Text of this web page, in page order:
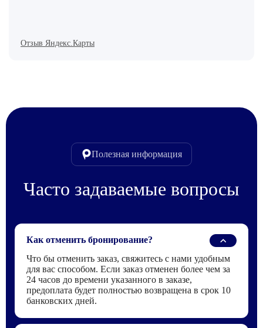
Отзыв Яндекс.Карты
Полезная информация
Часто задаваемые вопросы
Как отменить бронирование?
Что бы отменить заказ, свяжитесь с нами удобным
для вас способом. Если заказ отменен более чем за
24 часов до времени указанного в заказе,
предоплата будет полностью возвращена в срок 10
банковских дней.